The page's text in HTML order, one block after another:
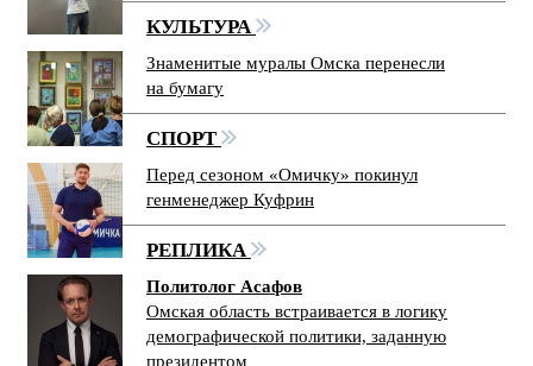
КУЛЬТУРА
Знаменитые муралы Омска перенесли
на бумагу
СПОРТ
Перед сезоном «Омичку» покинул
генменеджер Куфрин
РЕПЛИКА
Политолог Асафов
Омская область встраивается в логику
демографической политики, заданную
президентом